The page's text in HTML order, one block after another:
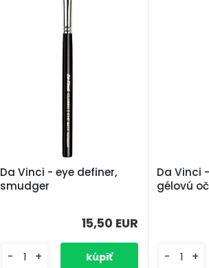
Da Vinci - eye definer,
smudger
15,50 EUR
- +
Da Vinci
gélovú
- +